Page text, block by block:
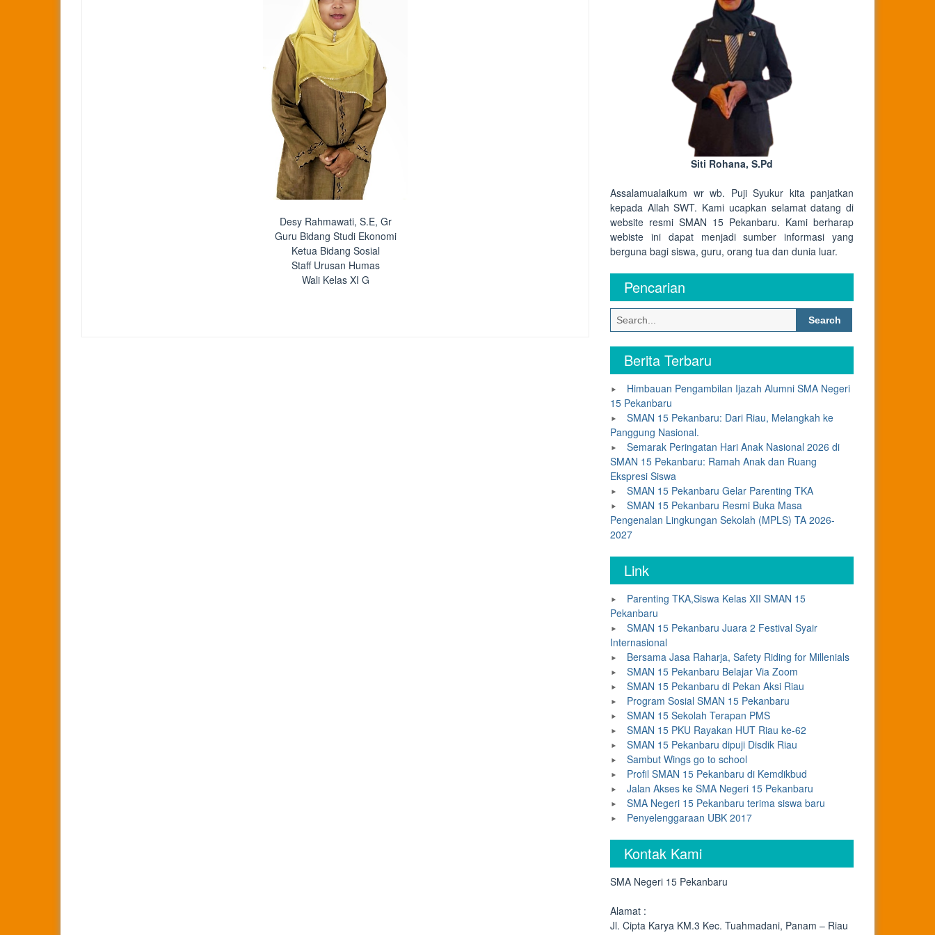
Desy Rahmawati, S.E, Gr
Guru Bidang Studi Ekonomi
Ketua Bidang Sosial
Staff Urusan Humas
Wali Kelas XI G
Siti Rohana, S.Pd
Assalamualaikum wr wb. Puji Syukur kita panjatkan
kepada Allah SWT. Kami ucapkan selamat datang di
website resmi SMAN 15 Pekanbaru. Kami berharap
webiste ini dapat menjadi sumber informasi yang
berguna bagi siswa, guru, orang tua dan dunia luar.
Pencarian
Search
for:
Berita Terbaru
Himbauan Pengambilan Ijazah Alumni SMA Negeri
15 Pekanbaru
SMAN 15 Pekanbaru: Dari Riau, Melangkah ke
Panggung Nasional.
Semarak Peringatan Hari Anak Nasional 2026 di
SMAN 15 Pekanbaru: Ramah Anak dan Ruang
Ekspresi Siswa
SMAN 15 Pekanbaru Gelar Parenting TKA
SMAN 15 Pekanbaru Resmi Buka Masa
Pengenalan Lingkungan Sekolah (MPLS) TA 2026-
2027
Link
Parenting TKA,Siswa Kelas XII SMAN 15
Pekanbaru
SMAN 15 Pekanbaru Juara 2 Festival Syair
Internasional
Bersama Jasa Raharja, Safety Riding for Millenials
SMAN 15 Pekanbaru Belajar Via Zoom
SMAN 15 Pekanbaru di Pekan Aksi Riau
Program Sosial SMAN 15 Pekanbaru
SMAN 15 Sekolah Terapan PMS
SMAN 15 PKU Rayakan HUT Riau ke-62
SMAN 15 Pekanbaru dipuji Disdik Riau
Sambut Wings go to school
Profil SMAN 15 Pekanbaru di Kemdikbud
Jalan Akses ke SMA Negeri 15 Pekanbaru
SMA Negeri 15 Pekanbaru terima siswa baru
Penyelenggaraan UBK 2017
Kontak Kami
SMA Negeri 15 Pekanbaru
Alamat :
Jl. Cipta Karya KM.3 Kec. Tuahmadani, Panam – Riau